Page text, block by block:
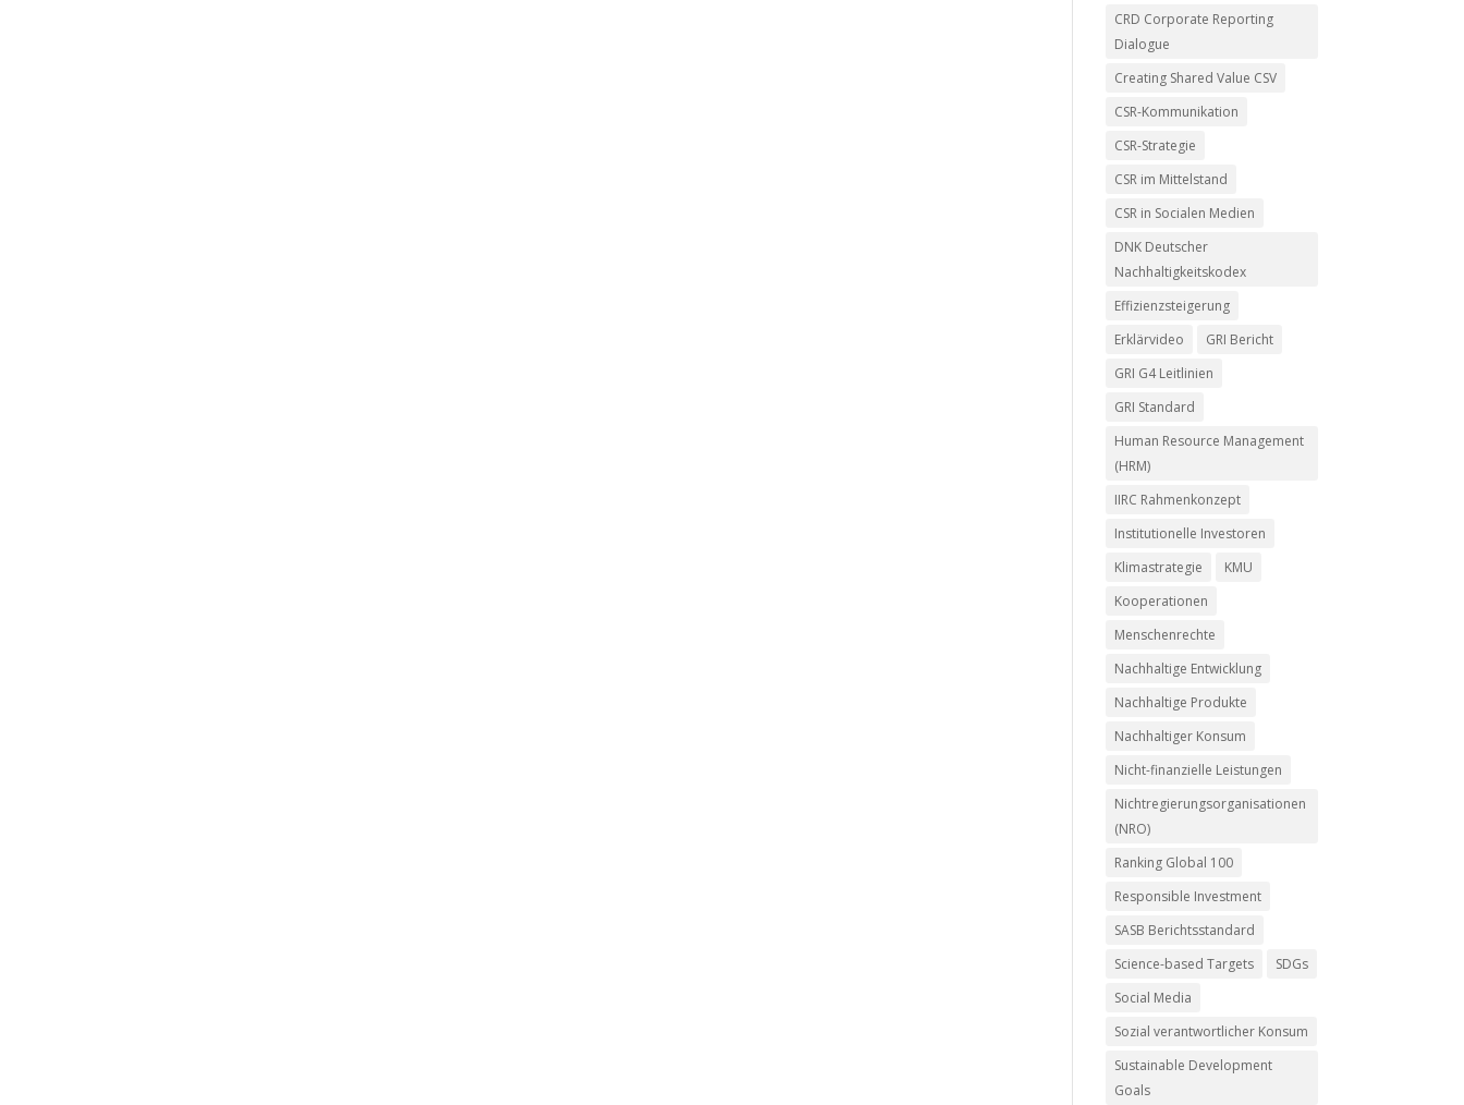
CRD Corporate Reporting
Dialogue
Creating Shared Value CSV
CSR-Kommunikation
CSR-Strategie
CSR im Mittelstand
CSR in Socialen Medien
DNK Deutscher
Nachhaltigkeitskodex
Effizienzsteigerung
Erklärvideo
GRI Bericht
GRI G4 Leitlinien
GRI Standard
Human Resource Management
(HRM)
IIRC Rahmenkonzept
Institutionelle Investoren
Klimastrategie
KMU
Kooperationen
Menschenrechte
Nachhaltige Entwicklung
Nachhaltige Produkte
Nachhaltiger Konsum
Nicht-finanzielle Leistungen
Nichtregierungsorganisationen
(NRO)
Ranking Global 100
Responsible Investment
SASB Berichtsstandard
Science-based Targets
SDGs
Social Media
Sozial verantwortlicher Konsum
Sustainable Development
Goals